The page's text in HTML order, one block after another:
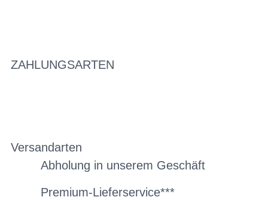
ZAHLUNGSARTEN
Versandarten
Abholung in unserem Geschäft
Premium-Lieferservice***